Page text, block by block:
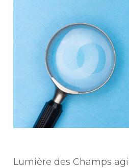
Lumière des Champs